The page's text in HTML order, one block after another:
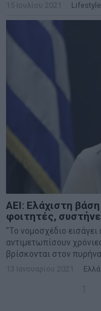
15 Ιουλίου 2021 Lifestyle
ΑΕΙ: Ελάχιστη
φοιτητές,
"Το νομοσχέδιο
αντιμετωπίσουν
βρίσκονται στον
13 Ιανουαρίου 2021